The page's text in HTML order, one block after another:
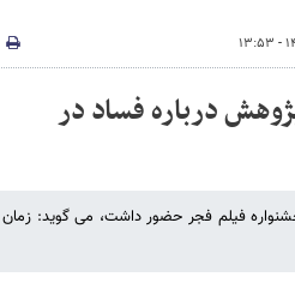
درباره فساد در
فیلم فجر حضور داشت، می گوید: زمان